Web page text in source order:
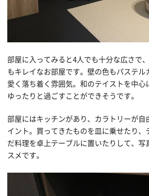
部屋に入ってみると4人でも十分な広さで
もキレイなお部屋です。壁の色もパステル
愛く落ち着く雰囲気。和のテイストを中心
ゆったりと過ごすことができそうです。
部屋にはキッチンがあり、カラトリーが自
イント。買ってきたものを皿に乗せたり、
だ料理を卓上テーブルに置いたりして、写
スメです。